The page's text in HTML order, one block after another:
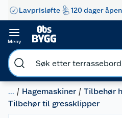
Lavprisløfte 120 dager
Meny
... Hagemaskiner
Tilbehør
Tilbehør til gressklipper